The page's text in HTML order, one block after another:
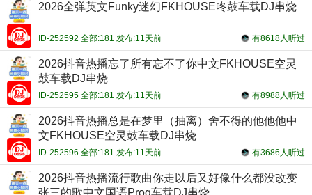
2026全弹英文Funky迷幻FKHOUSE咚鼓车载DJ串烧
有8618人听过
ID-252592 全部:181 发布:11天前
2026抖音热播忘了所有忘不了你中文FKHOUSE空灵
鼓车载DJ串烧
有8988人听过
ID-252595 全部:181 发布:11天前
2026抖音热播总是在梦里（抽离）舍不得的他他他中
文FKHOUSE空灵鼓车载DJ串烧
有3686人听过
ID-252596 全部:181 发布:11天前
2026抖音热播流行歌曲你走以后又好像什么都没改变
张三的歌中文国语Prog车载DJ串烧